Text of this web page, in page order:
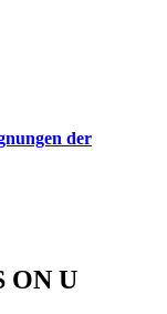
der
ON U